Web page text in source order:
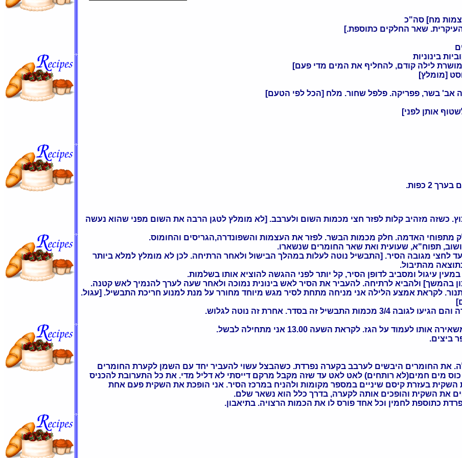
אותן לפני]
2 כפות.
כשזה מזהיב קלות לפזר חצי מכמות השום ולערבב. [לא מומלץ לטגן הרבה את השום מפני שהוא נעשה
מתפוחי האדמה. חלק מכמות הבשר. לפזר את העצמות והשפונדרה,הגריסים והחומוס.
תפוח"א, שעועית ואת שאר החומרים שנשארו.
לחצי מגובה הסיר. [התבשיל נוטה לעלות במהלך הבישול ולאחר הרתיחה. לכן לא מומלץ למלא ביותר
מהתיבול.
עיגול ומסביב לדופן הסיר, קל יותר לפני ההגשה להוציא אותו בשלמות.
בהמשך] ולהביא לרתיחה. להעביר את הסיר לאש בינונית נמוכה ולאחר שעה לערך להנמיך לאש קטנה.
לקראת אמצע הלילה אני מניחה מתחת לסיר מגש מיוחד מחורר על מנת למנוע חריכת התבשיל. [עגול.
זה בסדר. אחרת זה נוטה לגלוש.
לעמוד על הגז. לקראת השעה 13.00 אני מתחילה לבשל.
ביצים.
5 כפות שמן קנולה. את החומרים היבשים לערבב בקערה נפרדת. כשהבצל עשוי להעביר יחד עם השמן לקערת החומרים
היבשים, לערבב ולהוסיף בין 3/4 ל-1 כוס מים חמים(לא רותחים) לאט לאט עד שזה מקבל מרקם דייסתי לא דליל מדי. את כל התערובת להכניס
השקית בעזרת קיסם שיניים במספר מקומות ולהניח במרכז הסיר. אני הופכת את השקית פעם אחת
את השקית והופכים אותה לקערה, בדרך כלל הוא נשאר שלם.
כתוספת לחמין וכל אחד פורס לו את הכמות הרצויה. בתיאבון.